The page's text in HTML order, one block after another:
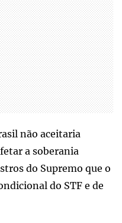
não aceitaria
a soberania
do Supremo que o
do STF e de